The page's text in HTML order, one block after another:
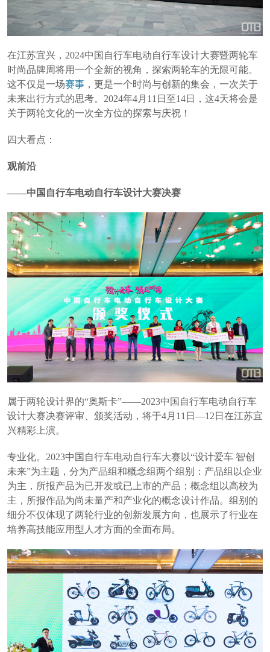
在江苏宜兴，2024中国自行车电动自行车设计大赛暨两轮车
时尚品牌周将用一个全新的视角，探索两轮车的无限可能。
这不仅是一场赛事 ，更是一个时尚与创新的集会，一次关于
未来出行方式的思考。2024年4月11日至14日，这4天将会是
关于两轮文化的一次全方位的探索与庆祝！
四大看点：
观前沿
——中国自行车电动自行车设计大赛决赛
属于两轮设计界的“奥斯卡”——2023中国自行车电动自行车
设计大赛决赛评审、颁奖活动，将于4月11日—12日在江苏宜
兴精彩上演。
专业化。2023中国自行车电动自行车大赛以“设计爱车 智创
未来”为主题，分为产品组和概念组两个组别：产品组以企业
为主，所报产品为已开发或已上市的产品；概念组以高校为
主，所报作品为尚未量产和产业化的概念设计作品。组别的
细分不仅体现了两轮行业的创新发展方向，也展示了行业在
培养高技能应用型人才方面的全面布局。